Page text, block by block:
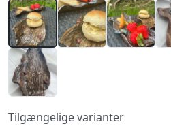
Tilgængelige varianter